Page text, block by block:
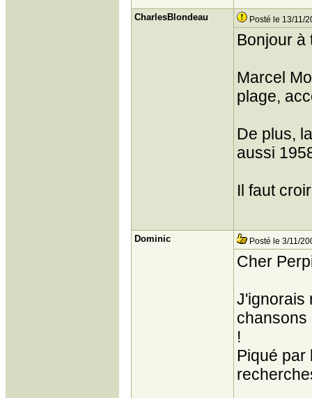
CharlesBlondeau Posté le 13/11/
Bonjour à
Marcel
plage,
De plus,
aussi
Il faut
Dominic Posté le 3/11/
Cher
J'ignorais
chansons
!
Piqué par